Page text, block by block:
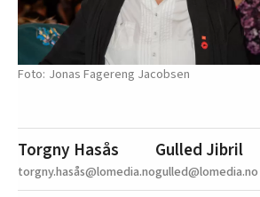
Jonas Fagereng Jacobsen
Torgny Hasås
torgny.hasås@lomedia.no
Gulled Jibril
gulled@lomedia.no